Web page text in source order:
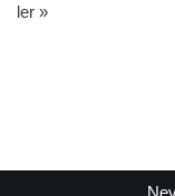
ler »